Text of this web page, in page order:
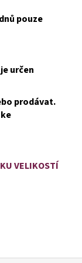
pouze
určen
prodávat.
VELIKOSTÍ